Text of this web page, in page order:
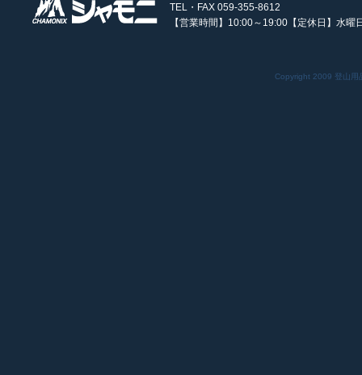
TEL・FAX 059-355-8612
【営業時間】10:00～19:00【定休日】水曜
Copyright 2009 登山用